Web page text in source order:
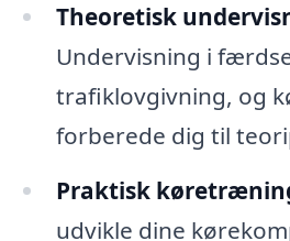
Theoretisk
Undervisning i
trafiklovgivning, og
forberede dig til
Praktisk
udvikle dine